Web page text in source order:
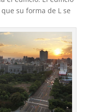
su forma de L se